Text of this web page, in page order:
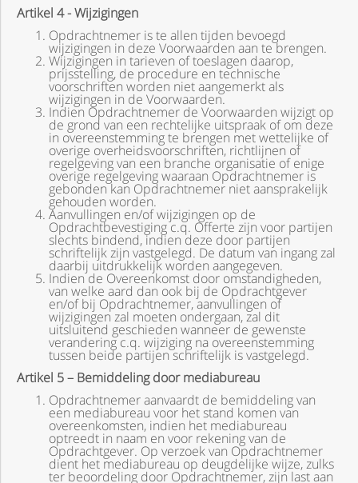
Artikel 4 - Wijzigingen
Opdrachtnemer is te allen tijden bevoegd
wijzigingen in deze Voorwaarden aan te brengen.
Wijzigingen in tarieven of toeslagen daarop,
prijsstelling, de procedure en technische
voorschriften worden niet aangemerkt als
wijzigingen in de Voorwaarden.
Indien Opdrachtnemer de Voorwaarden wijzigt op
de grond van een rechtelijke uitspraak of om deze
in overeenstemming te brengen met wettelijke of
overige overheidsvoorschriften, richtlijnen of
regelgeving van een branche organisatie of enige
overige regelgeving waaraan Opdrachtnemer is
gebonden kan Opdrachtnemer niet aansprakelijk
gehouden worden.
Aanvullingen en/of wijzigingen op de
Opdrachtbevestiging c.q. Offerte zijn voor partijen
slechts bindend, indien deze door partijen
schriftelijk zijn vastgelegd. De datum van ingang zal
daarbij uitdrukkelijk worden aangegeven.
Indien de Overeenkomst door omstandigheden,
van welke aard dan ook bij de Opdrachtgever
en/of bij Opdrachtnemer, aanvullingen of
wijzigingen zal moeten ondergaan, zal dit
uitsluitend geschieden wanneer de gewenste
verandering c.q. wijziging na overeenstemming
tussen beide partijen schriftelijk is vastgelegd.
Artikel 5 – Bemiddeling door mediabureau
Opdrachtnemer aanvaardt de bemiddeling van
een mediabureau voor het stand komen van
overeenkomsten, indien het mediabureau
optreedt in naam en voor rekening van de
Opdrachtgever. Op verzoek van Opdrachtnemer
dient het mediabureau op deugdelijke wijze, zulks
ter beoordeling door Opdrachtnemer, zijn last aan